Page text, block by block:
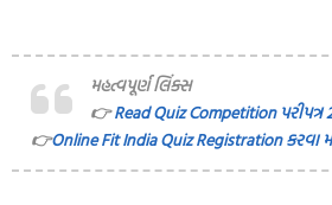
મહત્વપૂર્ણ લિંક્સ
👉Read Quiz Competition પરીપત્ર
👉Online Fit India Quiz Registration કરવા